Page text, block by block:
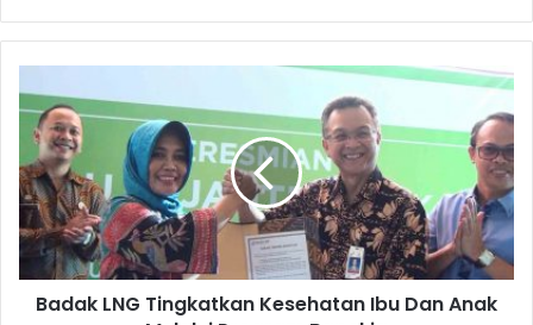
LNG
Tingkatkan
Kesehatan
Ibu
Dan
Anak
Melalui
Program
Bapekia
Badak LNG Tingkatkan Kesehatan Ibu Dan Anak